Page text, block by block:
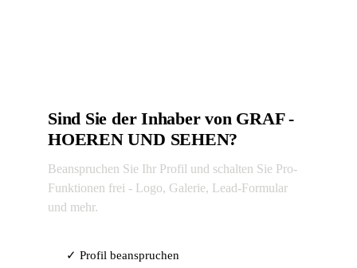
Sind Sie der Inhaber von GRAF -
HOEREN UND SEHEN?
Beanspruchen Sie Ihr Profil und schalten Sie Pro-
Funktionen frei - Logo, Galerie, Lead-Formular
und mehr.
✓ Profil beanspruchen